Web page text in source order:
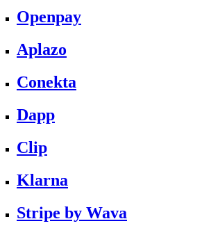
Openpay
Aplazo
Conekta
Dapp
Clip
Klarna
Stripe by Wava